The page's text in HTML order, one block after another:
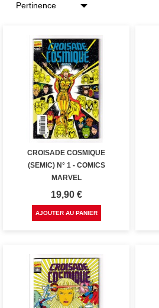
CROISADE COSMIQUE
(SEMIC) N° 1 - COMICS
MARVEL
Prix
19,90 €
AJOUTER AU PANIER